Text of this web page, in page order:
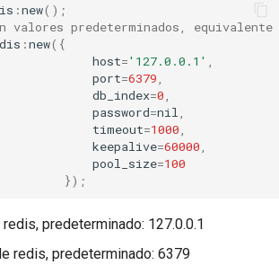
:new();
predeterminados, equivalente
:new({
host='127.0.0.1'
port=6379
db_index=0
password=nil
timeout=1000
keepalive=60000
pool_size=100
});
predeterminado: 127.0.0.1
redis, predeterminado: 6379